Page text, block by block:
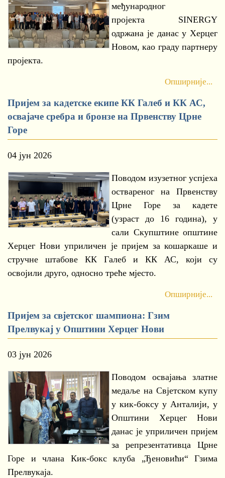
међународног
пројекта SINERGY
одржана је данас у Херцег
Новом, као граду партнеру
пројекта.
Опширније...
Пријем за кадетске екипе КК Галеб и КК АС,
освајаче сребра и бронзе на Првенству Црне
Горе
04 јун 2026
Поводом изузетног успјеха
оствареног на Првенству
Црне Горе за кадете
(узраст до 16 година), у
сали Скупштине општине
Херцег Нови уприличен је пријем за кошаркаше и
стручне штабове КК Галеб и КК АС, који су
освојили друго, односно треће мјесто.
Опширније...
Пријем за свјетског шампиона: Гзим
Прелвукај у Општини Херцег Нови
03 јун 2026
Поводом освајања златне
медаље на Свјетском купу
у кик-боксу у Анталији, у
Општини Херцег Нови
данас је уприличен пријем
за репрезентативца Црне
Горе и члана Кик-бокс клуба „Ђеновићи“ Гзима
Прелвукаја.